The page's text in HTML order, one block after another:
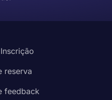
reserva
feedback